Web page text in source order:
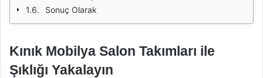
Sonuç Olarak
Kınık Mobilya Salon Takımları ile
Şıklığı Yakalayın